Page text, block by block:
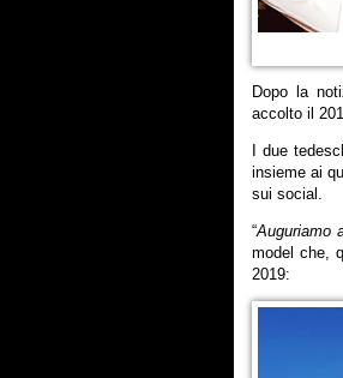
Dopo la
accolto il
I due
insieme ai
sui social.
“Auguriamo
model che,
2019: